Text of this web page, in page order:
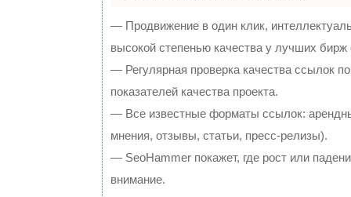
— Продвижение в один клик,
высокой степенью качества у лучших бирж
— Регулярная проверка качества ссылок
показателей качества проекта.
— Все известные форматы ссылок:
мнения, отзывы, статьи, пресс-релизы).
— SeoHammer покажет, где рост или
внимание.